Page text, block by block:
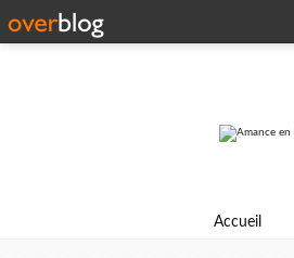
Accueil